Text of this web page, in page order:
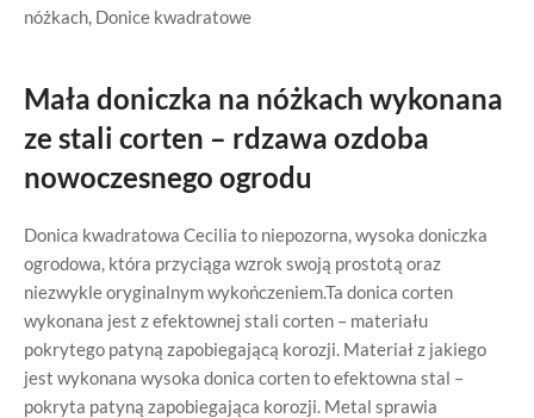
nóżkach, Donice kwadratowe
Mała doniczka na nóżkach wykonana
ze stali corten – rdzawa ozdoba
nowoczesnego ogrodu
Donica kwadratowa Cecilia to niepozorna, wysoka doniczka
ogrodowa, która przyciąga wzrok swoją prostotą oraz
niezwykle oryginalnym wykończeniem.Ta donica corten
wykonana jest z efektownej stali corten – materiału
pokrytego patyną zapobiegającą korozji. Materiał z jakiego
jest wykonana wysoka donica corten to efektowna stal –
pokryta patyną zapobiegająca korozji. Metal sprawia